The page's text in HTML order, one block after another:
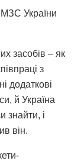
МЗС України
засобів – як
з
додаткові
й Україна
знайти, і
він.